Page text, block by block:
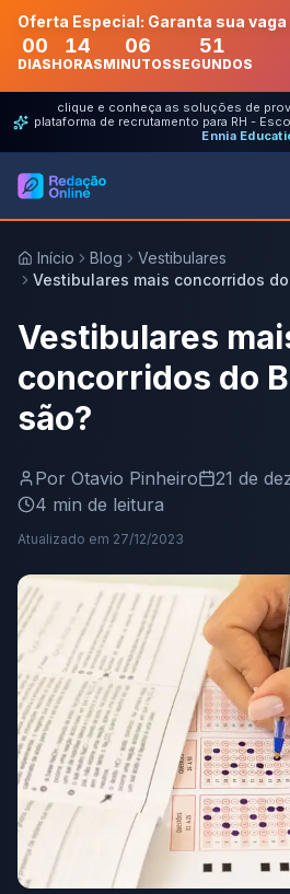
Oferta Especial: Garanta sua vaga
00
DIAS
14
HORAS
06
MINUTOS
51
SEGUNDOS
clique e conheça as soluções de
plataforma de recrutamento para RH -
Ennia
Início Blog
Vestibulares
Vestibulares mais concorridos
Vestibulares
concorridos do
são?
Por Otavio Pinheiro
21 de
4 min de leitura
Atualizado em 27/12/2023